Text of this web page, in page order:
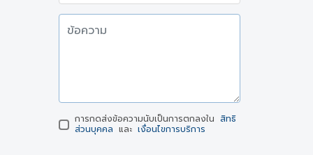
การกดส่งข้อความนับเป็นการตกลงใน สิทธิ
ส่วนบุคคล และ เงื่อนไขการบริการ